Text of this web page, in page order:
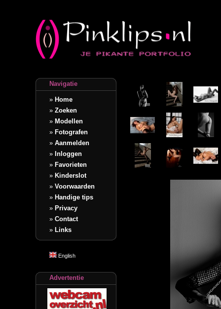
Navigatie
» Home
» Zoeken
» Modellen
» Fotografen
» Aanmelden
» Inloggen
» Favorieten
» Kinderslot
» Voorwaarden
» Handige tips
» Privacy
» Contact
» Links
English
Advertentie